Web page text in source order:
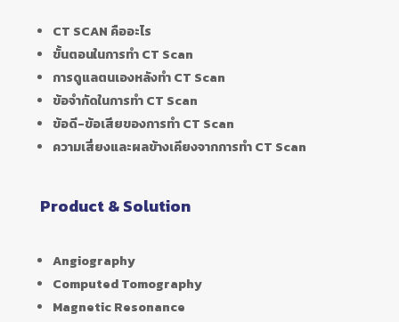
CT SCAN คืออะไร
ขั้นตอนในการทำ CT Scan
การดูแลตนเองหลังทำ CT Scan
ข้อจำกัดในการทำ CT Scan
ข้อดี-ข้อเสียของการทำ CT Scan
ความเสี่ยงและผลข้างเคียงจากการทำ CT Scan
Product & Solution
Angiography
Computed Tomography
Magnetic Resonance